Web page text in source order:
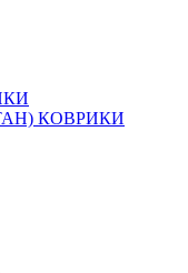
КОВРИКИ